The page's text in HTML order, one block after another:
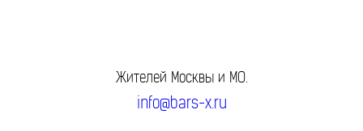
Жителей Москвы и МО.
info@bars-x.ru